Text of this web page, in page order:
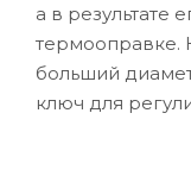
а в результате
термооправке.
больший
ключ для